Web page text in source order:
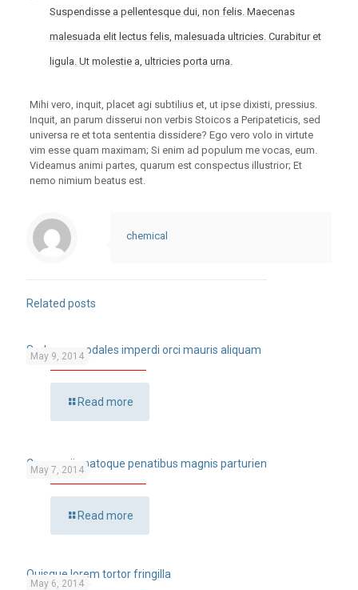
Suspendisse a pellentesque dui, non felis. Maecenas
malesuada elit lectus felis, malesuada ultricies. Curabitur et
ligula. Ut molestie a, ultricies porta urna.
Mihi vero, inquit, placet agi subtilius et, ut ipse dixisti, pressius.
Inquit, an parum disserui non verbis Stoicos a Peripateticis, sed
universa re et tota sententia dissidere? Ego vero volo in virtute
vim esse quam maximam; Si enim ad populum me vocas, eum.
Videamus animi partes, quarum est conspectus illustrior; Et
nemo nimium beatus est.
chemical
Related posts
May 9, 2014
Sed purus sodales imperdi orci mauris aliquam
Read more
May 7, 2014
Cum sociis natoque penatibus magnis parturien
Read more
May 6, 2014
Quisque lorem tortor fringilla